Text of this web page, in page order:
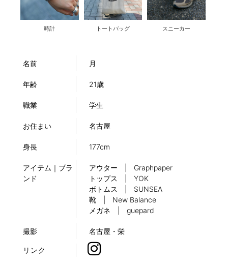
時計 トートバッグ スニーカー
名前 月
年齢 21歳
職業 学生
お住まい 名古屋
身長 177cm
アイテム｜ブラ
ンド
アウター | Graphpaper
トップス | YOK
ボトムス | SUNSEA
靴 | New Balance
メガネ | guepard
撮影 名古屋・栄
リンク